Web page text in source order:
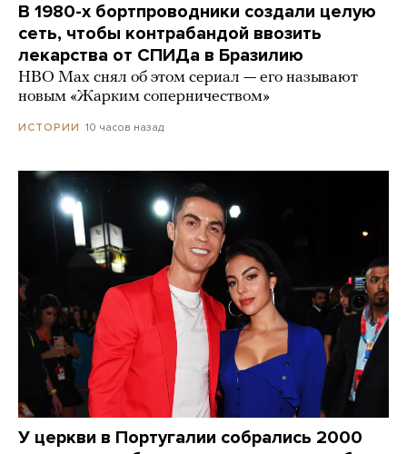
В 1980-х бортпроводники создали целую
сеть, чтобы контрабандой ввозить
лекарства от СПИДа в Бразилию
HBO Max снял об этом сериал — его называют
новым «Жарким соперничеством»
ИСТОРИИ 10 часов назад
У церкви в Португалии собрались 2000